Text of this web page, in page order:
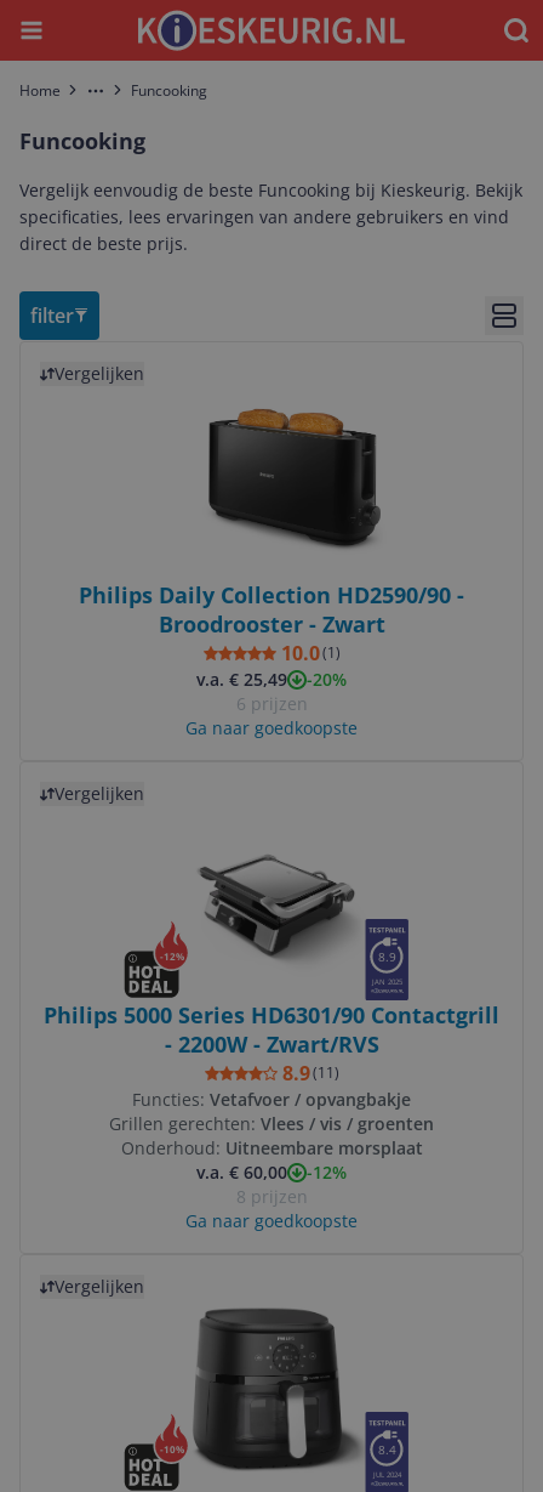
Menu
Home More Funcooking
Funcooking
Vergelijk eenvoudig de beste Funcooking bij Kieskeurig. Bekijk
specificaties, lees ervaringen van andere gebruikers en vind
direct de beste prijs.
filter
Vergelijken
Philips Daily Collection HD2590/90 -
Broodrooster - Zwart
10.0(1)
v.a. € 25,49
-20%
6 prijzen
Ga naar goedkoopste
Vergelijken
-12% 8.9
JAN 2025
Philips 5000 Series HD6301/90 Contactgrill
- 2200W - Zwart/RVS
8.9(11)
Functies: Vetafvoer / opvangbakje
Grillen gerechten: Vlees / vis / groenten
Onderhoud: Uitneembare morsplaat
v.a. € 60,00
-12%
8 prijzen
Ga naar goedkoopste
Vergelijken
-10% 8.4
JUL 2024